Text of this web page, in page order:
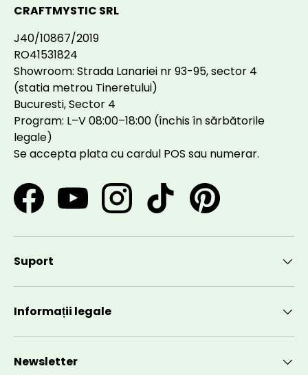
CRAFTMYSTIC SRL
J40/10867/2019
RO41531824
Showroom: Strada Lanariei nr 93-95, sector 4
(statia metrou Tineretului)
Bucuresti, Sector 4
Program: L–V 08:00–18:00 (închis în sărbătorile
legale)
Se accepta plata cu cardul POS sau numerar.
FacebookYouTubeInstagramTikTok Pinterest
Suport
Informații legale
Newsletter